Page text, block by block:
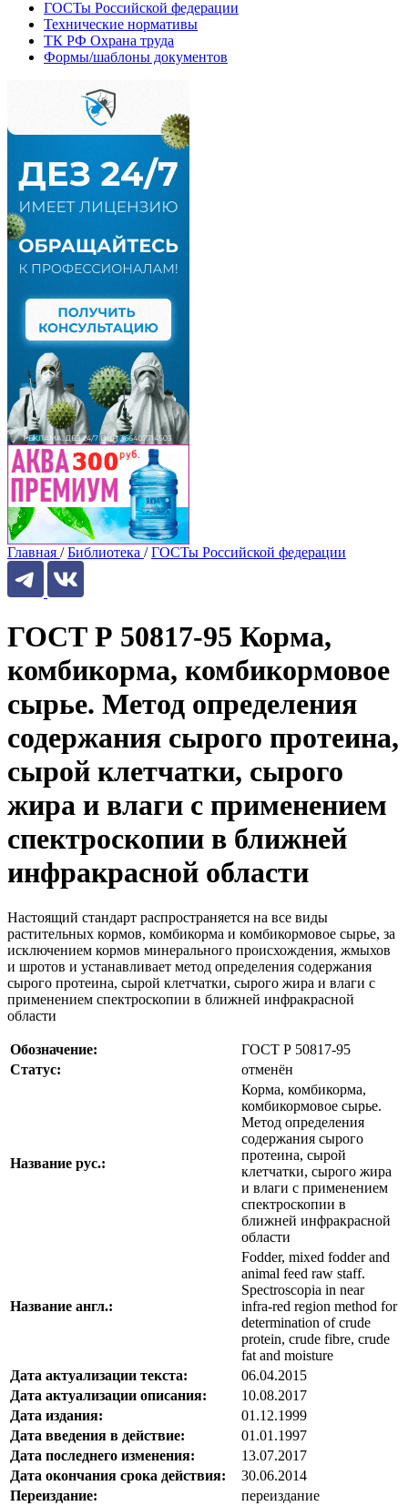
ГОСТы Российской федерации
Технические нормативы
ТК РФ Охрана труда
Формы/шаблоны документов
Главная / Библиотека / ГОСТы Российской федерации
ГОСТ Р 50817-95 Корма,
комбикорма, комбикормовое
сырье. Метод определения
содержания сырого протеина,
сырой клетчатки, сырого
жира и влаги с применением
спектроскопии в ближней
инфракрасной области
Настоящий стандарт распространяется на все виды
растительных кормов, комбикорма и комбикормовое сырье, за
исключением кормов минерального происхождения, жмыхов
и шротов и устанавливает метод определения содержания
сырого протеина, сырой клетчатки, сырого жира и влаги с
применением спектроскопии в ближней инфракрасной
области
Обозначение:
ГОСТ Р 50817-95
Статус:
отменён
Название рус.:
Корма, комбикорма,
комбикормовое сырье.
Метод определения
содержания сырого
протеина, сырой
клетчатки, сырого жира
и влаги с применением
спектроскопии в
ближней инфракрасной
области
Название англ.:
Fodder, mixed fodder and
animal feed raw staff.
Spectroscopia in near
infra-red region method for
determination of crude
protein, crude fibre, crude
fat and moisture
Дата актуализации текста:
06.04.2015
Дата актуализации описания:
10.08.2017
Дата издания:
01.12.1999
Дата введения в действие:
01.01.1997
Дата последнего изменения:
13.07.2017
Дата окончания срока действия:
30.06.2014
Переиздание:
переиздание